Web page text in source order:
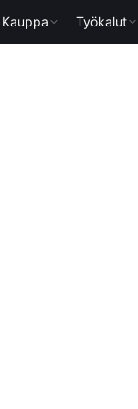
Kauppa Työkalut